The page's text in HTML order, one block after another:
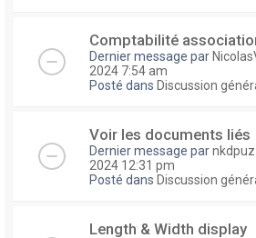
Comptabilité
Dernier message par
2024 7:54 am
Posté dans Discussion
Voir les documents liés
Dernier message par
2024 12:31 pm
Posté dans Discussion
Length & Width display